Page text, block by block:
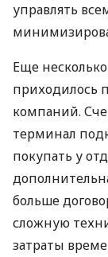
управлять
Еще
приходилось
компаний.
терминал
покупать у
больше
сложную
затраты